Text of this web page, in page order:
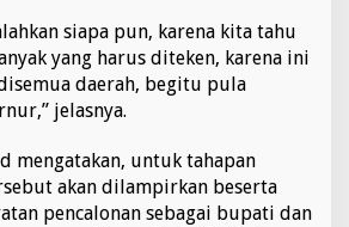
siapa pun, karena kita tahu
yang harus diteken, karena ini
daerah, begitu pula
jelasnya.
mengatakan, untuk tahapan
akan dilampirkan beserta
pencalonan sebagai bupati dan